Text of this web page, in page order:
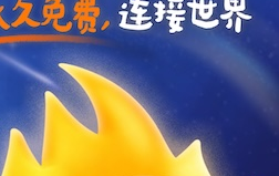
支持[0] 反对[0]
支持[0] 反对[0]